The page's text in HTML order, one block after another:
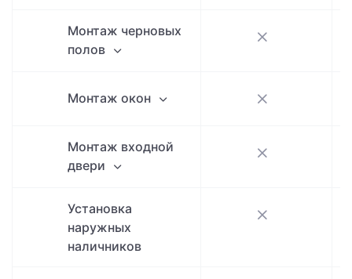
Монтаж черновых
полов
Монтаж окон
Монтаж входной
двери
Установка
наружных
наличников